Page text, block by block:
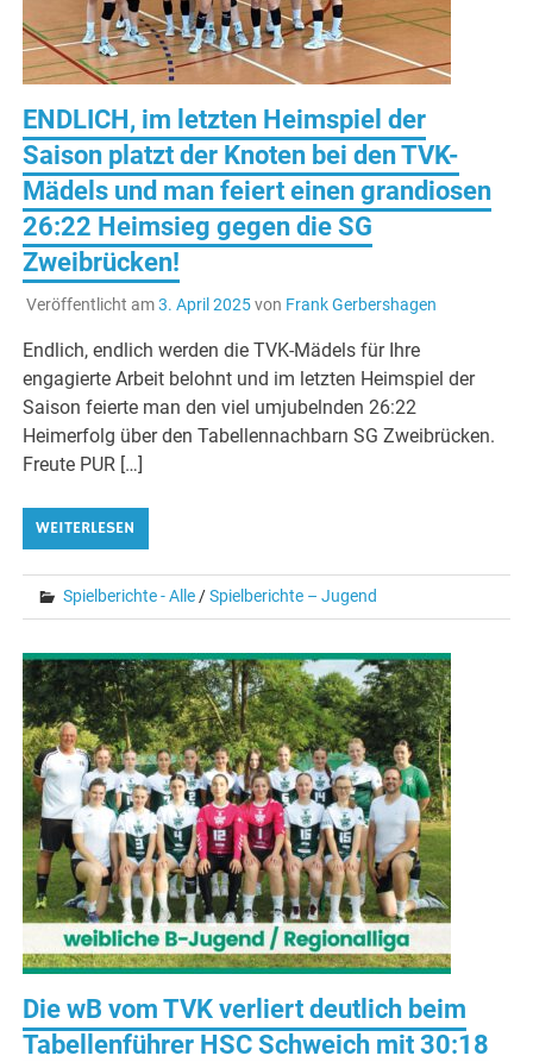
ENDLICH, im letzten Heimspiel der
Saison platzt der Knoten bei den TVK-
Mädels und man feiert einen grandiosen
26:22 Heimsieg gegen die SG
Zweibrücken!
Veröffentlicht am3. April 2025von Frank Gerbershagen
Endlich, endlich werden die TVK-Mädels für Ihre
engagierte Arbeit belohnt und im letzten Heimspiel der
Saison feierte man den viel umjubelnden 26:22
Heimerfolg über den Tabellennachbarn SG Zweibrücken.
Freute PUR […]
WEITERLESEN
Spielberichte - Alle /Spielberichte – Jugend
Die wB vom TVK verliert deutlich beim
Tabellenführer HSC Schweich mit 30:18